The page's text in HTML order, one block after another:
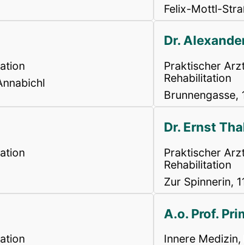
Felix-Mottl-
Dr.
Praktischer
Rehabilitation
Brunnengasse,
Dr. Ernst
Praktischer
Rehabilitation
Zur Spinnerin,
A.o. Prof.
Innere